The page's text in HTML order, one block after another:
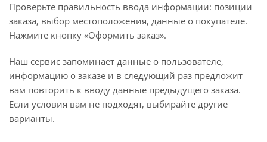
Проверьте правильность ввода информации: позиции
заказа, выбор местоположения, данные о покупателе.
Нажмите кнопку «Оформить заказ».
Наш сервис запоминает данные о пользователе,
информацию о заказе и в следующий раз предложит
вам повторить к вводу данные предыдущего заказа.
Если условия вам не подходят, выбирайте другие
варианты.